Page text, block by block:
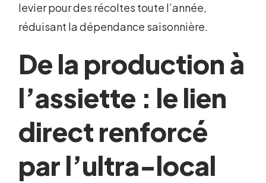
levier pour des récoltes toute l’année,
réduisant la dépendance saisonnière.
De la production à
l’assiette : le lien
direct renforcé
par l’ultra-local